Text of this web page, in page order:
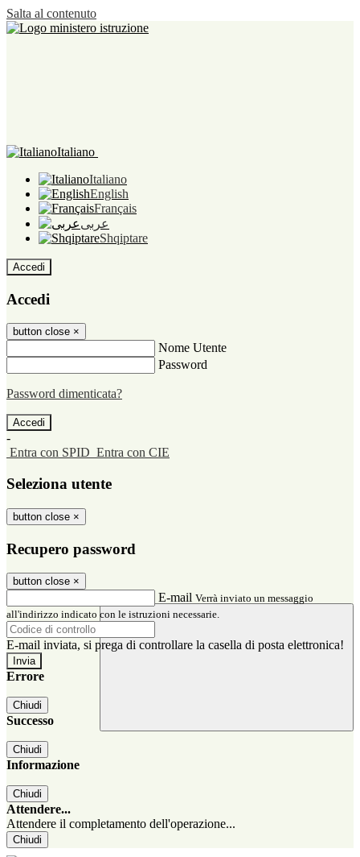
Salta al contenuto
Italiano
Italiano
English
Français
عربى
Shqiptare
Accedi
Accedi
button close ×
Nome Utente
Password
Password dimenticata?
-
Entra con SPID Entra con CIE
Seleziona utente
button close ×
Recupero password
button close ×
E-mail Verrà inviato un messaggio
all'indirizzo indicato con le istruzioni necessarie.
E-mail inviata, si prega di controllare la casella di posta elettronica!
Errore
Chiudi
Successo
Chiudi
Informazione
Chiudi
Attendere...
Attendere il completamento dell'operazione...
Chiudi